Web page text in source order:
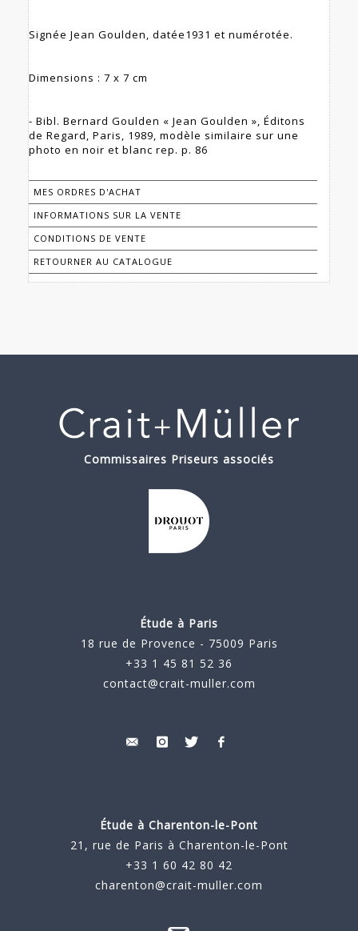
Signée Jean Goulden, datée1931 et numérotée.
Dimensions : 7 x 7 cm
- Bibl. Bernard Goulden « Jean Goulden », Éditons
de Regard, Paris, 1989, modèle similaire sur une
photo en noir et blanc rep. p. 86
MES ORDRES D'ACHAT
INFORMATIONS SUR LA VENTE
CONDITIONS DE VENTE
RETOURNER AU CATALOGUE
Commissaires Priseurs associés
Étude à Paris
18 rue de Provence - 75009 Paris
+33 1 45 81 52 36
contact@crait-muller.com
Étude à Charenton-le-Pont
21, rue de Paris à Charenton-le-Pont
+33 1 60 42 80 42
charenton@crait-muller.com